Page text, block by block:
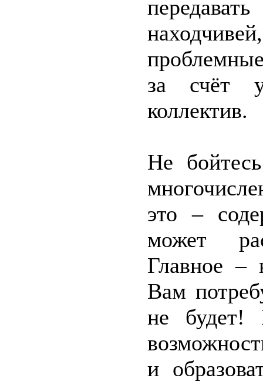
за счёт
коллектив.
Не
это –
может
Главное –
Вам
не будет!
и